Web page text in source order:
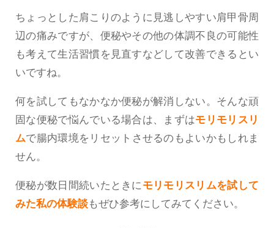
ちょっとした肩こりのように見逃しやすい肩甲骨周
辺の痛みですが、便秘やその他の体調不良の可能性
も考えて生活習慣を見直すなどして改善できるとい
いですね。
何を試してもなかなか便秘が解消しない。そんな頑
固な便秘で悩んでいる場合は、まずはモリモリスリ
ムで腸内環境をリセットさせるのもよいかもしれま
せん。
便秘が数日間続いたときに モリモリスリムを試して
みた私の体験談もぜひ参考にしてみてください。